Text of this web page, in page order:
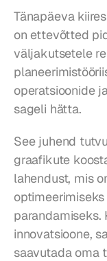
Tänapäeva
on ettevõtted
väljakutsetele
operatsioonide
sageli hätta.
See juhend
graafikute
lahendust, mis
parandamiseks.
innovatsioone,
saavutada oma